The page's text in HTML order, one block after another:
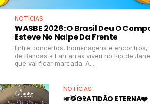
NOTÍCIAS
WASBE 2026: O Brasil Deu O
Esteve No Naipe Da Frente
Entre concertos, homenagens e encontros,
de Bandas e Fanfarras viveu no Rio de
que vai ficar marcada. A...
NOTÍCIAS
🎺🥁GRATIDÃO ETERNA❤️